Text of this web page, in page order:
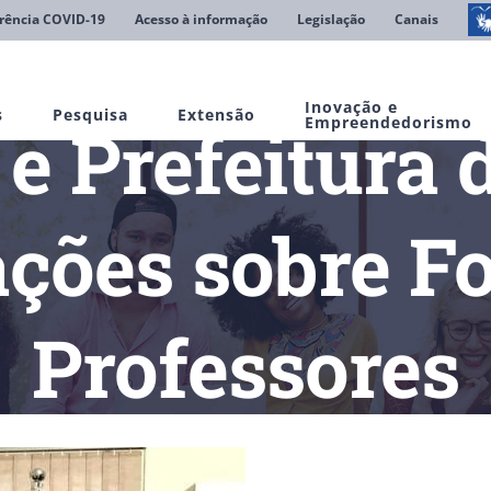
COVID-19 Acesso à informação Legislação Canais
Pesquisa Extensão Inovação e
Empreendedorismo
Prefeitura
sobre
Professores